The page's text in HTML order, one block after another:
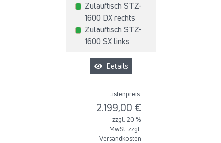
Zulauftisch STZ-
1600 DX rechts
Zulauftisch STZ-
1600 SX links
Details
Listenpreis:
2.199,00 €
zzgl. 20 %
MwSt. zzgl.
Versandkosten